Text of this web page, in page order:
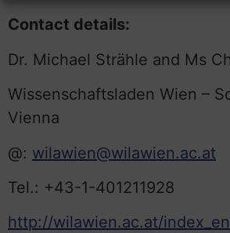
Contact details:
Dr. Michael Strähle and Ms
Wissenschaftsladen Wien –
Vienna
@: wilawien@wilawien.ac.at
Tel.: +43-1-401211928
http://wilawien.ac.at/